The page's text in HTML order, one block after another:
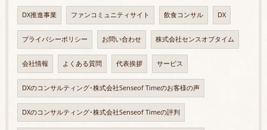
DX推進事業 ファンコミュニティサイト 飲食コンサル DX
プライバシーポリシー お問い合わせ 株式会社センスオブタイム
会社情報 よくある質問 代表挨拶 サービス
DXのコンサルティング･株式会社Senseof Timeのお客様の声
DXのコンサルティング･株式会社Senseof Timeの評判